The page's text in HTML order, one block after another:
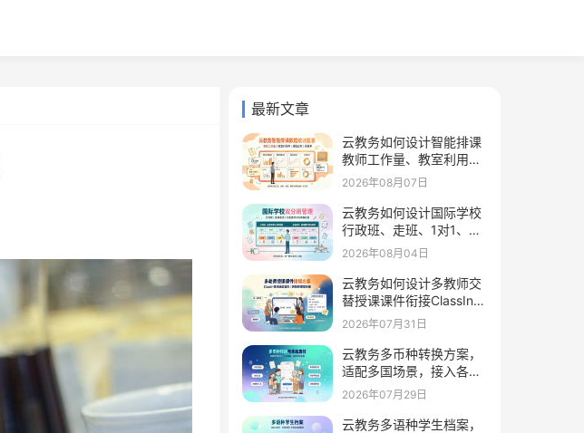
最新文章
云教务如何设计智能排课
教师工作量、教室利用、
课程分布、调课率
2026年08月07日
云教务如何设计国际学校
行政班、走班、1对1、竞
赛社团分层管理
2026年08月04日
云教务如何设计多教师交
替授课课件衔接ClassIn留
存课件学习页码进度
2026年07月31日
云教务多币种转换方案，
适配多国场景，接入各国
本地在线支付工具
2026年07月29日
云教务多语种学生档案，